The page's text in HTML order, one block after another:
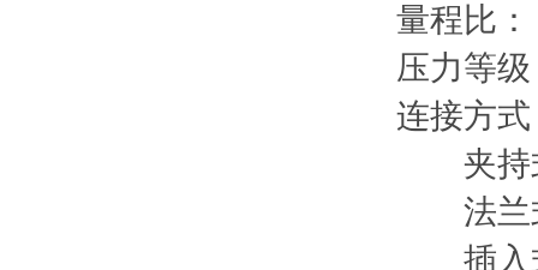
量程
压力等
连接
夹持
法兰
插入